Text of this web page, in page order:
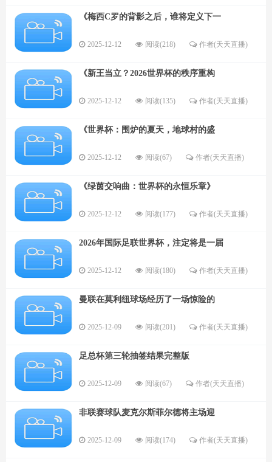
《梅西C罗的背影之后，谁将定义下一
2025-12-12 阅读(218) 作者(天天直播)
《新王当立？2026世界杯的秩序重构
2025-12-12 阅读(135) 作者(天天直播)
《世界杯：围炉的夏天，地球村的盛
2025-12-12 阅读(67) 作者(天天直播)
《绿茵交响曲：世界杯的永恒乐章》
2025-12-12 阅读(177) 作者(天天直播)
2026年国际足联世界杯，注定将是一届
2025-12-12 阅读(180) 作者(天天直播)
曼联在莫利纽球场经历了一场惊险的
2025-12-09 阅读(201) 作者(天天直播)
足总杯第三轮抽签结果完整版
2025-12-09 阅读(67) 作者(天天直播)
非联赛球队麦克尔斯菲尔德将主场迎
2025-12-09 阅读(174) 作者(天天直播)